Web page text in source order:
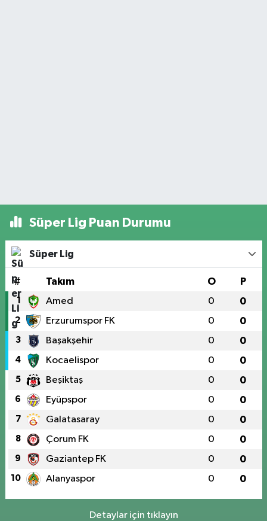
Süper Lig Puan Durumu
Süper Lig
# Takım O P
1 Amed 0 0
2 Erzurumspor FK 0 0
3 Başakşehir 0 0
4 Kocaelispor 0 0
5 Beşiktaş 0 0
6 Eyüpspor 0 0
7 Galatasaray 0 0
8 Çorum FK 0 0
9 Gaziantep FK 0 0
10 Alanyaspor 0 0
Detaylar için tıklayın